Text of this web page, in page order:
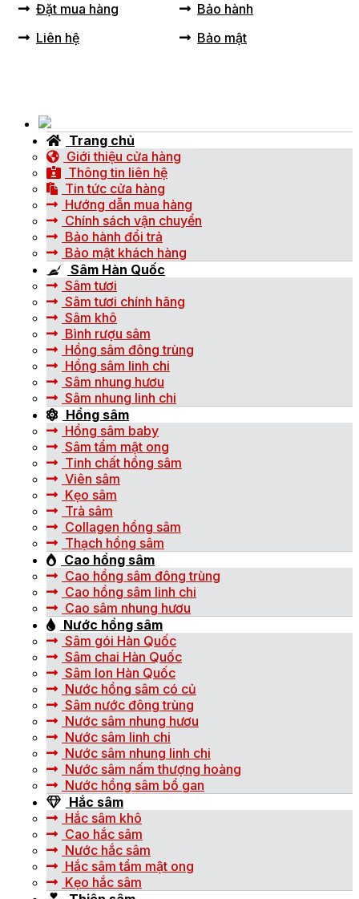
Đặt mua hàng
Liên hệ
Bảo hành
Bảo mật
Trang chủ
Giới thiệu cửa hàng
Thông tin liên hệ
Tin tức cửa hàng
Hướng dẫn mua hàng
Chính sách vận chuyển
Bảo hành đổi trả
Bảo mật khách hàng
Sâm Hàn Quốc
Sâm tươi
Sâm tươi chính hãng
Sâm khô
Bình rượu sâm
Hồng sâm đông trùng
Hồng sâm linh chi
Sâm nhung hươu
Sâm nhung linh chi
Hồng sâm
Hồng sâm baby
Sâm tẩm mật ong
Tinh chất hồng sâm
Viên sâm
Kẹo sâm
Trà sâm
Collagen hồng sâm
Thạch hồng sâm
Cao hồng sâm
Cao hồng sâm đông trùng
Cao hồng sâm linh chi
Cao sâm nhung hươu
Nước hồng sâm
Sâm gói Hàn Quốc
Sâm chai Hàn Quốc
Sâm lon Hàn Quốc
Nước hồng sâm có củ
Sâm nước đông trùng
Nước sâm nhung hươu
Nước sâm linh chi
Nước sâm nhung linh chi
Nước sâm nấm thượng hoàng
Nước hồng sâm bổ gan
Hắc sâm
Hắc sâm khô
Cao hắc sâm
Nước hắc sâm
Hắc sâm tẩm mật ong
Kẹo hắc sâm